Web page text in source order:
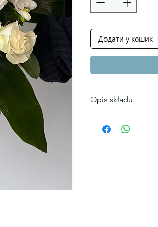
Додати у кошик
Opis składu
eustom, fresia,